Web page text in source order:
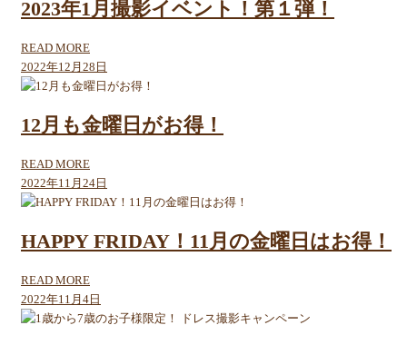
2023年1月撮影イベント！第１弾！
READ MORE
2022年12月28日
12月も金曜日がお得！
READ MORE
2022年11月24日
HAPPY FRIDAY！11月の金曜日はお得！
READ MORE
2022年11月4日